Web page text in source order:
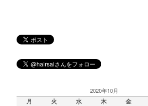
2020年10月
月 火 水 木 金